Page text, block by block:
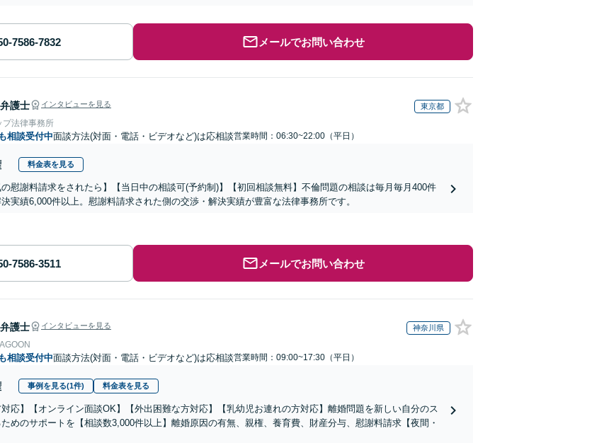
メールでお問い合わせ
弁護士 インタビューを見る 東京都
プ法律事務所
相談受付中面談方法(対面・電話・ビデオなど)は応相談営業時間：06:30~22:00（平日）
料金表を見る
の慰謝料請求をされたら】【当日中の相談可(予約制)】【初回相談無料】不倫問題の相談は毎月毎月400件
実績6,000件以上。慰謝料請求された側の交渉・解決実績が豊富な法律事務所です。
メールでお問い合わせ
弁護士 インタビューを見る 神奈川県
相談受付中面談方法(対面・電話・ビデオなど)は応相談営業時間：09:00~17:30（平日）
事例を見る(1件) 料金表を見る
対応】【オンライン面談OK】【外出困難な方対応】【乳幼児お連れの方対応】離婚問題を新しい自分のス
めのサポートを【相談数3,000件以上】離婚原因の有無、親権、養育費、財産分与、慰謝料請求【夜間・